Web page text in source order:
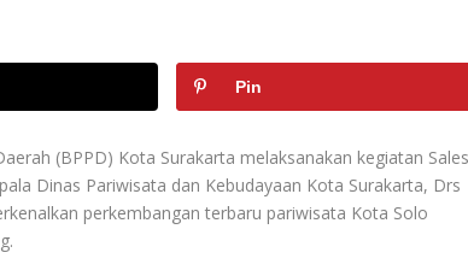
Pin
(BPPD) Kota Surakarta melaksanakan kegiatan
Dinas Pariwisata dan Kebudayaan Kota Surakarta, Drs
perkembangan terbaru pariwisata Kota Solo